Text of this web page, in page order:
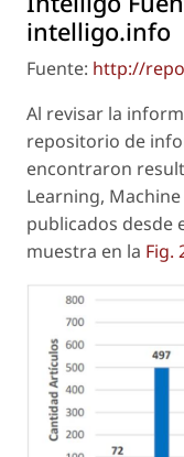
intelligo.info
Fuente: http://
Al revisar la
repositorio de
encontraron
Learning,
publicados desde
muestra en la Fig.